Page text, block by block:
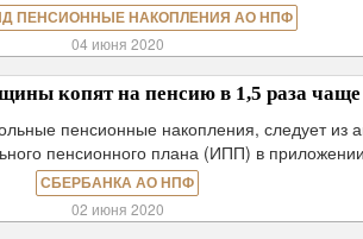
ПЕНСИОННЫЕ НАКОПЛЕНИЯ АО НПФ
04 июня 2020
копят на пенсию в 1,5 раза
пенсионные накопления, следует из
пенсионного плана (ИПП) в
СБЕРБАНКА АО НПФ
02 июня 2020